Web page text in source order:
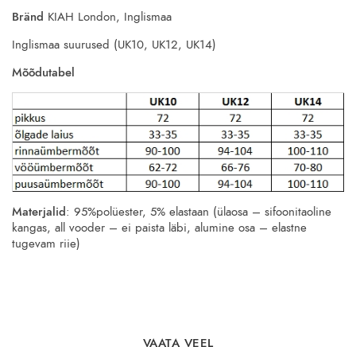
Bränd KIAH London, Inglismaa
Inglismaa suurused (UK10, UK12, UK14)
Mõõdutabel
Materjalid: 95%polüester, 5% elastaan (ülaosa – sifoonitaoline
kangas, all vooder – ei paista läbi, alumine osa – elastne
tugevam riie)
VAATA VEEL